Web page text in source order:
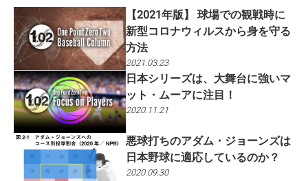
【2021年版】 球場での観戦時に
新型コロナウィルスから身を守る
方法
2021.03.23
日本シリーズは、大舞台に強いマ
ット・ムーアに注目！
2020.11.21
悪球打ちのアダム・ジョーンズは
日本野球に適応しているのか？
2020.09.30